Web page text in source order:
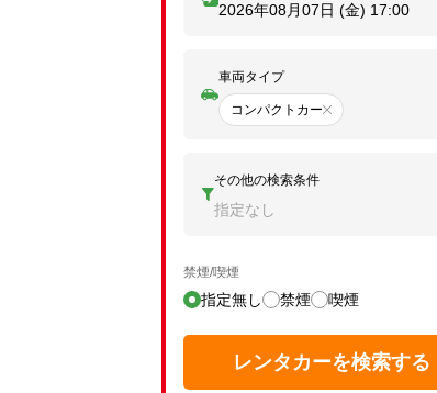
2026年08月07日 (金) 17:00
車両タイプ
コンパクトカー
その他の検索条件
指定なし
禁煙/喫煙
指定無し 禁煙 喫煙
レンタカーを検索する